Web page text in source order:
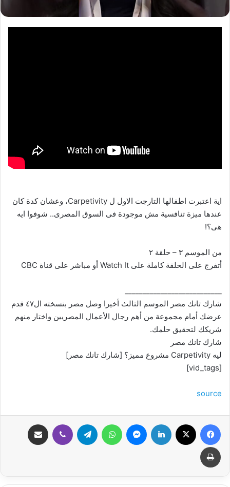
اية اعتبرت اطفالها التارجت الاول ل Carpetivity، وعشان كدة كان
عندها ميزة تنافسية مش موجودة فى السوق المصرى.. شوفوا ايه
هى؟!
من الموسم ٣ – حلقة ٢
أتفرج على الحلقة كاملة على Watch It أو مباشر على قناة CBC
شارك تانك مصر الموسم الثالث أخيرا وصل مصر بنسخته ال٤٧ قدم
عرضك أمام مجموعة من أهم رجال الأعمال المصريين واختار منهم
شريكك لتحقيق حلمك.
شارك تانك مصر
ليه Carpetivity مشروع مميز؟ [شارك تانك مصر]
[vid_tags]
source
فيسبوك لينكدإن ماسنجر واتساب تيلقرام ڤايبر
طباعة